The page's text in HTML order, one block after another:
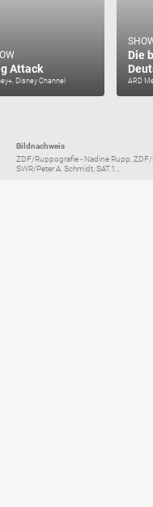
Attack
Disney Channel
Die
ARD
Bildnachweis
ZDF/Ruppografie - Nadine Rupp, ZDF/
SWR/Peter A. Schmidt, SAT.1...